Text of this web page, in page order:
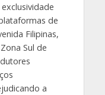
de
Filipinas,
Sul de
a